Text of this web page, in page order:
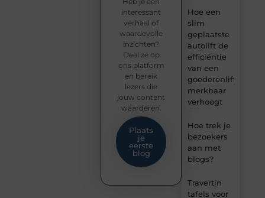
Hoe een
slim
geplaatste
autolift de
efficiëntie
van een
goederenlift
merkbaar
verhoogt
Hoe trek je
bezoekers
aan met
blogs?
Travertin
tafels voor
interessant
verhaal of
waardevolle
inzichten?
Deel ze op
ons platform
en bereik
lezers die
jouw content
waarderen.
Plaats
je
eerste
blog